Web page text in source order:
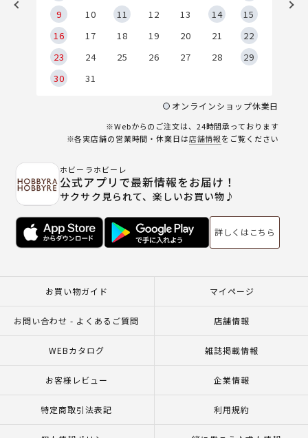
9
10 11 12 13 14
15
16
17 18 19 20 21
22
23
24 25 26 27 28
29
30
31
オンラインショップ休業日
※Webからのご注文は、24時間承っております
※各実店舗の営業時間・休業日は店舗情報をご覧ください
ホビーラホビーレ
公式アプリで最新情報をお届け！
サクサク見られて、楽しいお買い物♪
詳しくはこちら
お買い物ガイド マイページ
お問い合わせ - よくあるご質問 店舗情報
WEBカタログ 雑誌掲載情報
お客様レビュー 企業情報
特定商取引法表記 利用規約